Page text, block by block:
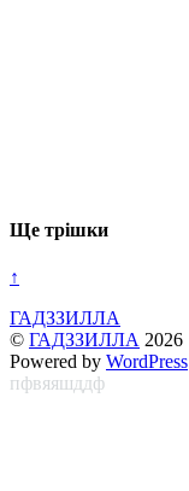
Ще трішки
↑
ГАДЗЗИЛЛА
© ГАДЗЗИЛЛА 2026
Powered by WordPress
пфвяяшддф